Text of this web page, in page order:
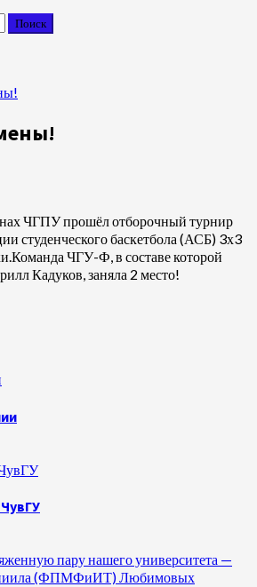
ЧГПУ прошёл отборочный турнир
студенческого баскетбола (АСБ) 3х3
ЧГУ-Ф, в составе которой
Кадуков, заняла 2 место!
пару нашего университета —
(ФПМФиИТ) Любимовых